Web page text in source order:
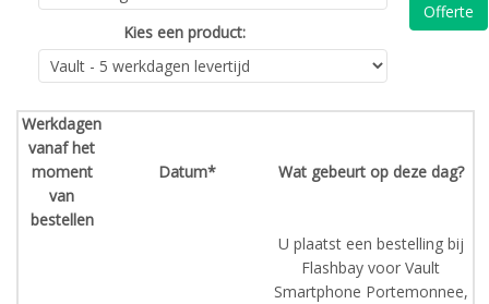
Kies een product:
Offerte
Werkdagen
vanaf het
moment
van
bestellen
Datum* Wat gebeurt op deze dag?
U plaatst een bestelling bij
Flashbay voor Vault
Smartphone Portemonnee,